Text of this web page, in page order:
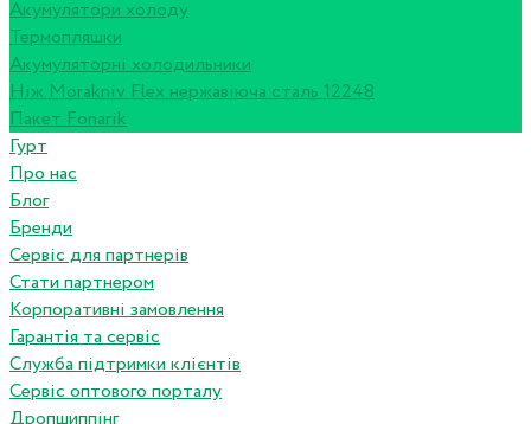
Акумулятори холоду
Термопляшки
Акумуляторні холодильники
Ніж Morakniv Flex нержавіюча сталь 12248
Пакет Fonarik
Гурт
Про нас
Блог
Бренди
Сервіс для партнерів
Стати партнером
Корпоративні замовлення
Гарантія та сервіс
Служба підтримки клієнтів
Сервіс оптового порталу